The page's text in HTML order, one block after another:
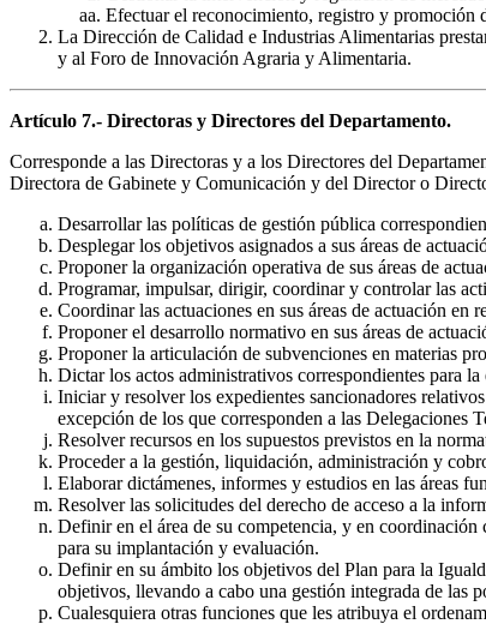
Efectuar el reconocimiento, registro y promoción
La Dirección de Calidad e Industrias Alimentarias
y al Foro de Innovación Agraria y Alimentaria.
Artículo 7.- Directoras y Directores del Departamento.
Corresponde a las Directoras y a los Directores del
Directora de Gabinete y Comunicación y del Director o
Desarrollar las políticas de gestión pública
Desplegar los objetivos asignados a sus áreas de
Proponer la organización operativa de sus áreas de
Programar, impulsar, dirigir, coordinar y controlar las
Coordinar las actuaciones en sus áreas de actuación
Proponer el desarrollo normativo en sus áreas de
Proponer la articulación de subvenciones en materias
Dictar los actos administrativos correspondientes para
Iniciar y resolver los expedientes sancionadores
excepción de los que corresponden a las Delegaciones
Resolver recursos en los supuestos previstos en la
Proceder a la gestión, liquidación, administración y
Elaborar dictámenes, informes y estudios en las áreas
Resolver las solicitudes del derecho de acceso a la
Definir en el área de su competencia, y en
para su implantación y evaluación.
Definir en su ámbito los objetivos del Plan para la
objetivos, llevando a cabo una gestión integrada de las
Cualesquiera otras funciones que les atribuya el